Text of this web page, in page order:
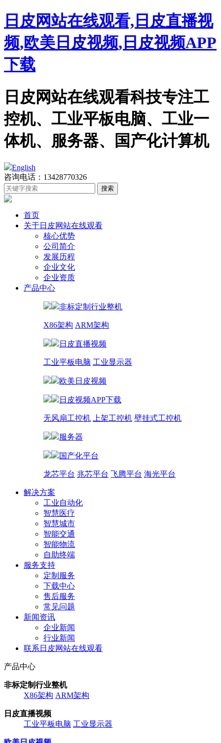
日皮网站在线观看,日皮直播视
频,欧美日皮视频,日皮视频APP
下载
日皮网站在线观看科技专注工
控机、工业平板电脑、工业一
体机、服务器、国产化计算机
English
咨询电话：13428770326
首页
关于日皮网站在线观看
核心优势
公司简介
发展历程
企业文化
企业资质
产品中心
非标定制行业整机
X86架构 ARM架构
日皮直播视频
工业平板电脑 工业显示器
欧美日皮视频
日皮视频APP下载
无风扇工控机 上架工控机 壁挂式工控机
服务器
国产化平台
龙芯平台 兆芯平台 飞腾平台 海光平台
解决方案
工业自动化
智慧医疗
智慧城市
智能交通
智能物流
自助终端
服务支持
定制服务
下载中心
售后服务
常见问题
新闻资讯
企业新闻
行业新闻
联系日皮网站在线观看
产品中心
非标定制行业整机
X86架构 ARM架构
日皮直播视频
工业平板电脑 工业显示器